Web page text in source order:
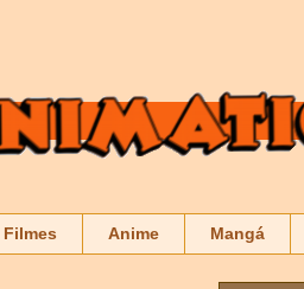
Filmes Anime Mangá